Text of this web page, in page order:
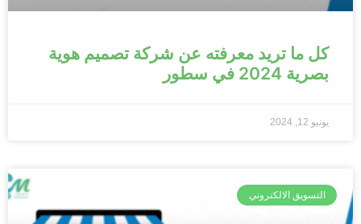
كل ما تريد معرفته عن شركة تصميم هوية
بصرية 2024 في سطور
يونيو 12, 2024
التسويق الالكتروني